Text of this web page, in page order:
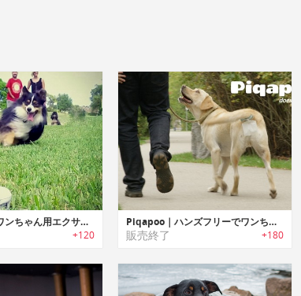
SwiftPaws｜ワンちゃん用エクササイズゲームトイ「スイフトパウ」
+120
Piqapoo｜ハンズフリーでワンちゃんのウンチを回収するポータブルトイレ「ピークアプー」
販売終了 +180